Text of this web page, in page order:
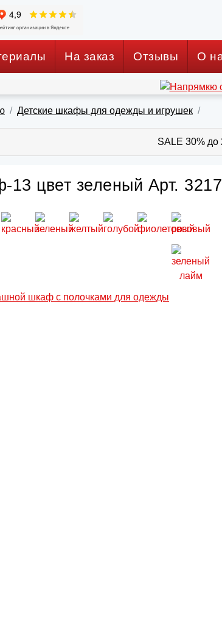
На заказ Отзывы О
Детские шкафы для одежды и игрушек
SALE 30% до
13 цвет зеленый Арт. 3217